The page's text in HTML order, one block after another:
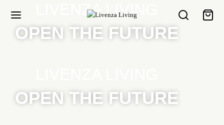
LIVENZA LIVING
OPEN THE FUTURE
OPEN THE FUTURE